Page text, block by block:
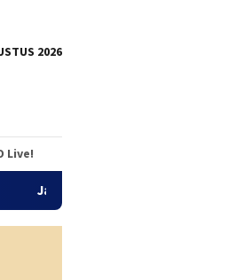
2026
Live!
Reuni Akbar Alumni